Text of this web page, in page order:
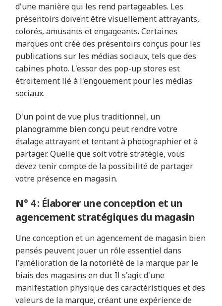
d'une manière qui les rend partageables. Les
présentoirs doivent être visuellement attrayants,
colorés, amusants et engageants. Certaines
marques ont créé des présentoirs conçus pour les
publications sur les médias sociaux, tels que des
cabines photo. L'essor des pop-up stores est
étroitement lié à l'engouement pour les médias
sociaux.
D'un point de vue plus traditionnel, un
planogramme bien conçu peut rendre votre
étalage attrayant et tentant à photographier et à
partager. Quelle que soit votre stratégie, vous
devez tenir compte de la possibilité de partager
votre présence en magasin.
N° 4 : Élaborer une conception et un
agencement stratégiques du magasin
Une conception et un agencement de magasin bien
pensés peuvent jouer un rôle essentiel dans
l'amélioration de la notoriété de la marque par le
biais des magasins en dur. Il s'agit d'une
manifestation physique des caractéristiques et des
valeurs de la marque, créant une expérience de